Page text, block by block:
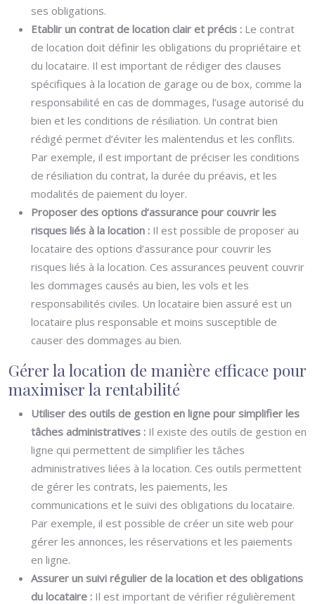
ses obligations.
Etablir un contrat de location clair et précis : Le contrat
de location doit définir les obligations du propriétaire et
du locataire. Il est important de rédiger des clauses
spécifiques à la location de garage ou de box, comme la
responsabilité en cas de dommages, l’usage autorisé du
bien et les conditions de résiliation. Un contrat bien
rédigé permet d’éviter les malentendus et les conflits.
Par exemple, il est important de préciser les conditions
de résiliation du contrat, la durée du préavis, et les
modalités de paiement du loyer.
Proposer des options d’assurance pour couvrir les
risques liés à la location : Il est possible de proposer au
locataire des options d’assurance pour couvrir les
risques liés à la location. Ces assurances peuvent couvrir
les dommages causés au bien, les vols et les
responsabilités civiles. Un locataire bien assuré est un
locataire plus responsable et moins susceptible de
causer des dommages au bien.
Gérer la location de manière efficace pour
maximiser la rentabilité
Utiliser des outils de gestion en ligne pour simplifier les
tâches administratives : Il existe des outils de gestion en
ligne qui permettent de simplifier les tâches
administratives liées à la location. Ces outils permettent
de gérer les contrats, les paiements, les
communications et le suivi des obligations du locataire.
Par exemple, il est possible de créer un site web pour
gérer les annonces, les réservations et les paiements
en ligne.
Assurer un suivi régulier de la location et des obligations
du locataire : Il est important de vérifier régulièrement